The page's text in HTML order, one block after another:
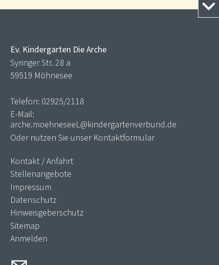
Ev. Kindergarten Die Arche
Syringer Str. 28 a
59519 Möhnesee
Telefon: 02925/2118
E-Mail:
arche.moehneseeL@kindergartenverbund.de
Oder nutzen Sie unser Kontaktformular
Kontakt / Anfahrt
Stellenangebote
Impressum
Datenschutz
Hinweisgeberschutz
Sitemap
Anmelden